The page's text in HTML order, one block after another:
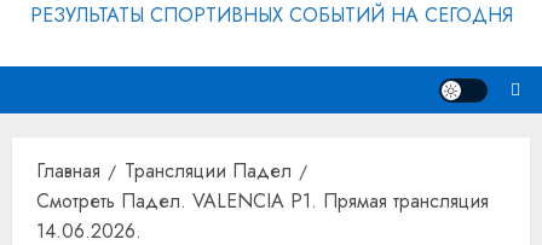
РЕЗУЛЬТАТЫ СПОРТИВНЫХ СОБЫТИЙ НА СЕГОДНЯ
Главная
Трансляции Падел
Смотреть Падел. VALENCIA P1. Прямая трансляция
14.06.2026.